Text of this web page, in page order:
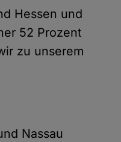
Hessen und
52 Prozent
zu unserem
Nassau